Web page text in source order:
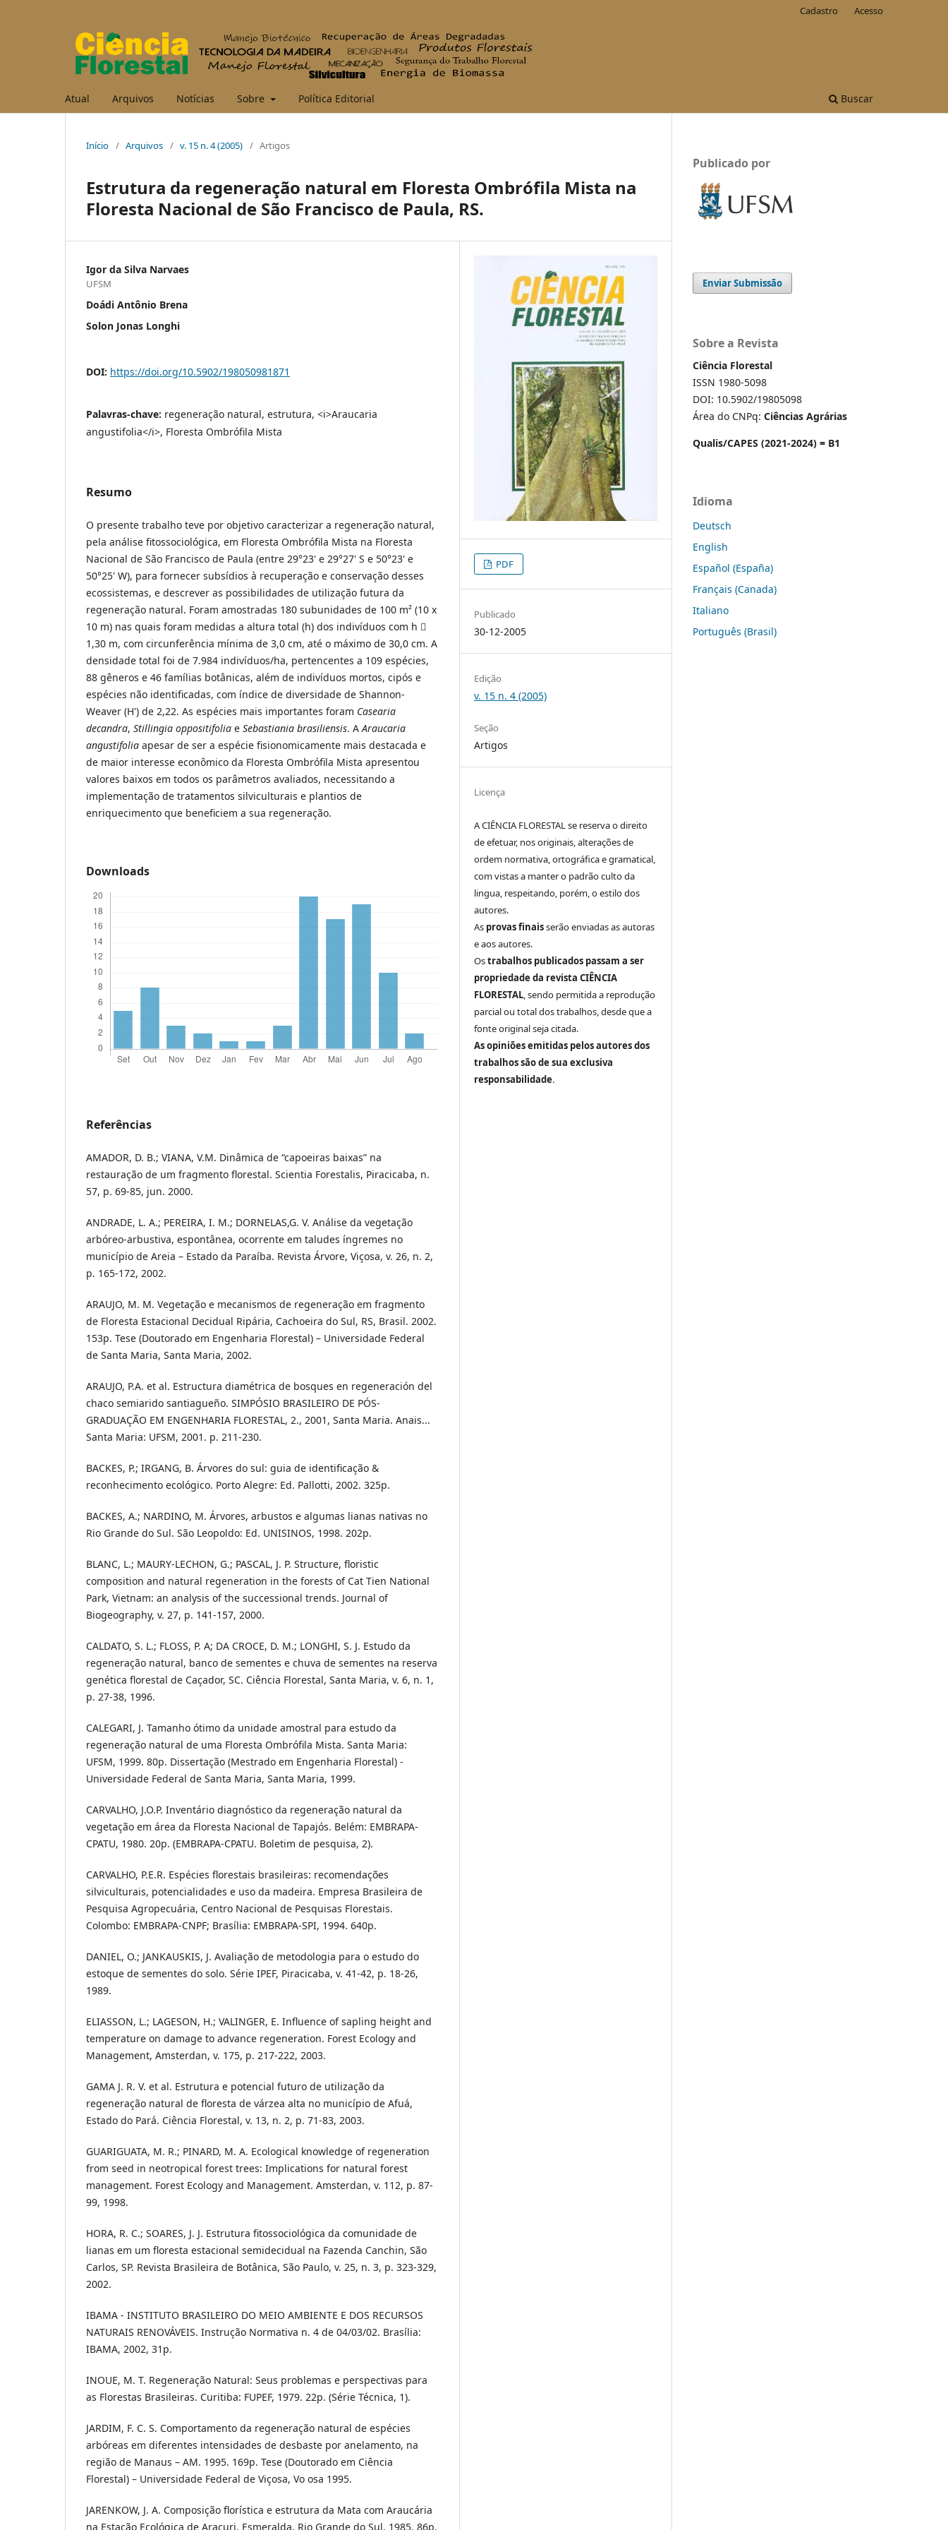
Atual Arquivos Notícias Sobre Política Editorial Buscar
Cadastro Acesso
Início / Arquivos / v. 15 n. 4 (2005) / Artigos
Estrutura da regeneração natural em Floresta Ombrófila Mista na
Floresta Nacional de São Francisco de Paula, RS.
Igor da Silva Narvaes
UFSM
Doádi Antônio Brena
Solon Jonas Longhi
DOI: https://doi.org/10.5902/198050981871
Palavras-chave: regeneração natural, estrutura, <i>Araucaria
angustifolia</i>, Floresta Ombrófila Mista
Resumo
O presente trabalho teve por objetivo caracterizar a regeneração natural,
pela análise fitossociológica, em Floresta Ombrófila Mista na Floresta
Nacional de São Francisco de Paula (entre 29°23' e 29°27' S e 50°23' e
50°25' W), para fornecer subsídios à recuperação e conservação desses
ecossistemas, e descrever as possibilidades de utilização futura da
regeneração natural. Foram amostradas 180 subunidades de 100 m² (10 x
10 m) nas quais foram medidas a altura total (h) dos indivíduos com h 
1,30 m, com circunferência mínima de 3,0 cm, até o máximo de 30,0 cm. A
densidade total foi de 7.984 indivíduos/ha, pertencentes a 109 espécies,
88 gêneros e 46 famílias botânicas, além de indivíduos mortos, cipós e
espécies não identificadas, com índice de diversidade de Shannon-
Weaver (H') de 2,22. As espécies mais importantes foram Casearia
decandra, Stillingia oppositifolia e Sebastiania brasiliensis. AAraucaria
angustifolia apesar de ser a espécie fisionomicamente mais destacada e
de maior interesse econômico da Floresta Ombrófila Mista apresentou
valores baixos em todos os parâmetros avaliados, necessitando a
implementação de tratamentos silviculturais e plantios de
enriquecimento que beneficiem a sua regeneração.
Downloads
Referências
AMADOR, D. B.; VIANA, V.M. Dinâmica de “capoeiras baixas” na
restauração de um fragmento florestal. Scientia Forestalis, Piracicaba, n.
57, p. 69-85, jun. 2000.
ANDRADE, L. A.; PEREIRA, I. M.; DORNELAS,G. V. Análise da vegetação
arbóreo-arbustiva, espontânea, ocorrente em taludes íngremes no
município de Areia – Estado da Paraíba. Revista Árvore, Viçosa, v. 26, n. 2,
p. 165-172, 2002.
ARAUJO, M. M. Vegetação e mecanismos de regeneração em fragmento
de Floresta Estacional Decidual Ripária, Cachoeira do Sul, RS, Brasil. 2002.
153p. Tese (Doutorado em Engenharia Florestal) – Universidade Federal
de Santa Maria, Santa Maria, 2002.
ARAUJO, P.A. et al. Estructura diamétrica de bosques en regeneración del
chaco semiarido santiagueño. SIMPÓSIO BRASILEIRO DE PÓS-
GRADUAÇÃO EM ENGENHARIA FLORESTAL, 2., 2001, Santa Maria. Anais...
Santa Maria: UFSM, 2001. p. 211-230.
BACKES, P.; IRGANG, B. Árvores do sul: guia de identificação &
reconhecimento ecológico. Porto Alegre: Ed. Pallotti, 2002. 325p.
BACKES, A.; NARDINO, M. Árvores, arbustos e algumas lianas nativas no
Rio Grande do Sul. São Leopoldo: Ed. UNISINOS, 1998. 202p.
BLANC, L.; MAURY-LECHON, G.; PASCAL, J. P. Structure, floristic
composition and natural regeneration in the forests of Cat Tien National
Park, Vietnam: an analysis of the successional trends. Journal of
Biogeography, v. 27, p. 141-157, 2000.
CALDATO, S. L.; FLOSS, P. A; DA CROCE, D. M.; LONGHI, S. J. Estudo da
regeneração natural, banco de sementes e chuva de sementes na reserva
genética florestal de Caçador, SC. Ciência Florestal, Santa Maria, v. 6, n. 1,
p. 27-38, 1996.
CALEGARI, J. Tamanho ótimo da unidade amostral para estudo da
regeneração natural de uma Floresta Ombrófila Mista. Santa Maria:
UFSM, 1999. 80p. Dissertação (Mestrado em Engenharia Florestal) -
Universidade Federal de Santa Maria, Santa Maria, 1999.
CARVALHO, J.O.P. Inventário diagnóstico da regeneração natural da
vegetação em área da Floresta Nacional de Tapajós. Belém: EMBRAPA-
CPATU, 1980. 20p. (EMBRAPA-CPATU. Boletim de pesquisa, 2).
CARVALHO, P.E.R. Espécies florestais brasileiras: recomendações
silviculturais, potencialidades e uso da madeira. Empresa Brasileira de
Pesquisa Agropecuária, Centro Nacional de Pesquisas Florestais.
Colombo: EMBRAPA-CNPF; Brasília: EMBRAPA-SPI, 1994. 640p.
DANIEL, O.; JANKAUSKIS, J. Avaliação de metodologia para o estudo do
estoque de sementes do solo. Série IPEF, Piracicaba, v. 41-42, p. 18-26,
1989.
ELIASSON, L.; LAGESON, H.; VALINGER, E. Influence of sapling height and
temperature on damage to advance regeneration. Forest Ecology and
Management, Amsterdan, v. 175, p. 217-222, 2003.
GAMA J. R. V. et al. Estrutura e potencial futuro de utilização da
regeneração natural de floresta de várzea alta no município de Afuá,
Estado do Pará. Ciência Florestal, v. 13, n. 2, p. 71-83, 2003.
GUARIGUATA, M. R.; PINARD, M. A. Ecological knowledge of regeneration
from seed in neotropical forest trees: Implications for natural forest
management. Forest Ecology and Management. Amsterdan, v. 112, p. 87-
99, 1998.
HORA, R. C.; SOARES, J. J. Estrutura fitossociológica da comunidade de
lianas em um floresta estacional semidecidual na Fazenda Canchin, São
Carlos, SP. Revista Brasileira de Botânica, São Paulo, v. 25, n. 3, p. 323-329,
2002.
IBAMA - INSTITUTO BRASILEIRO DO MEIO AMBIENTE E DOS RECURSOS
NATURAIS RENOVÁVEIS. Instrução Normativa n. 4 de 04/03/02. Brasília:
IBAMA, 2002, 31p.
INOUE, M. T. Regeneração Natural: Seus problemas e perspectivas para
as Florestas Brasileiras. Curitiba: FUPEF, 1979. 22p. (Série Técnica, 1).
JARDIM, F. C. S. Comportamento da regeneração natural de espécies
arbóreas em diferentes intensidades de desbaste por anelamento, na
região de Manaus – AM. 1995. 169p. Tese (Doutorado em Ciência
Florestal) – Universidade Federal de Viçosa, Vo osa 1995.
JARENKOW, J. A. Composição florística e estrutura da Mata com Araucária
na Estação Ecológica de Aracuri, Esmeralda, Rio Grande do Sul. 1985. 86p.
PDF
Publicado
30-12-2005
Edição
v. 15 n. 4 (2005)
Seção
Artigos
Licença
A CIÊNCIA FLORESTAL se reserva o direito
de efetuar, nos originais, alterações de
ordem normativa, ortográfica e gramatical,
com vistas a manter o padrão culto da
lingua, respeitando, porém, o estilo dos
autores.
As provas finaisserão enviadas as autoras
e aos autores.
Ostrabalhos publicados passam a ser
propriedade da revista CIÊNCIA
FLORESTAL, sendo permitida a reprodução
parcial ou total dos trabalhos, desde que a
fonte original seja citada.
As opiniões emitidas pelos autores dos
trabalhos são de sua exclusiva
responsabilidade.
Publicado por
Enviar Submissão
Sobre a Revista
Ciência Florestal
ISSN 1980-5098
DOI: 10.5902/19805098
Área do CNPq: Ciências Agrárias
Qualis/CAPES (2021-2024) = B1
Idioma
Deutsch
English
Español (España)
Français (Canada)
Italiano
Português (Brasil)